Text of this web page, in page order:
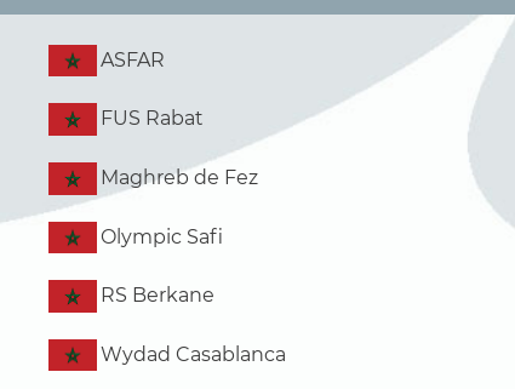
ASFAR
FUS Rabat
Maghreb de Fez
Olympic Safi
RS Berkane
Wydad Casablanca